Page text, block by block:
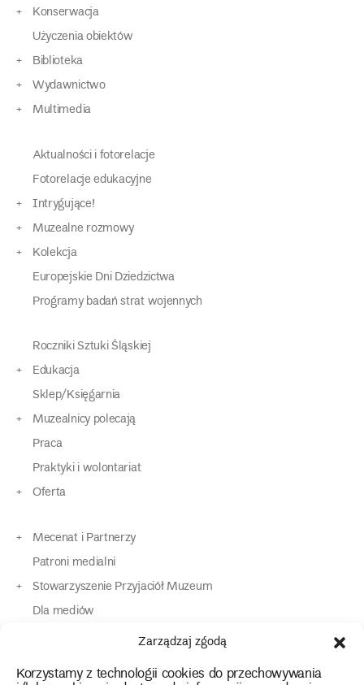
Zarządzaj zgodą
Korzystamy z technologii cookies do przechowywania
Konserwacja
Użyczenia obiektów
Biblioteka
Wydawnictwo
Multimedia
Aktualności i fotorelacje
Fotorelacje edukacyjne
Intrygujące!
Muzealne rozmowy
Kolekcja
Europejskie Dni Dziedzictwa
Programy badań strat wojennych
Roczniki Sztuki Śląskiej
Edukacja
Sklep/Księgarnia
Muzealnicy polecają
Praca
Praktyki i wolontariat
Oferta
Mecenat i Partnerzy
Patroni medialni
Stowarzyszenie Przyjaciół Muzeum
Dla mediów
Dla osób o specjalnych potrzebach